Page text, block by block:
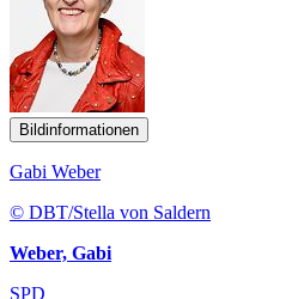
Bildinformationen
Gabi Weber
© DBT/Stella von Saldern
Weber, Gabi
SPD